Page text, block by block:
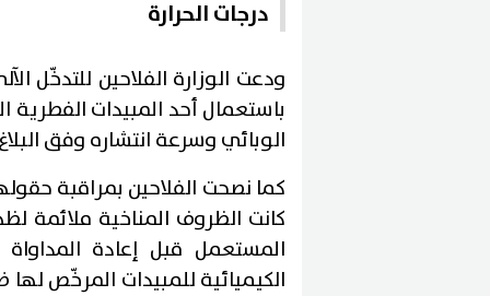
درجات الحرارة
ودعت الوزارة الفلاحين للتدخّل
باستعمال أحد المبيدات
الوبائي وسرعة انتشاره وفق
كما نصحت الفلاحين بمراقبة
كانت الظروف المناخية ملائمة
المستعمل قبل إعادة
الكيميائية للمبيدات المرخّص